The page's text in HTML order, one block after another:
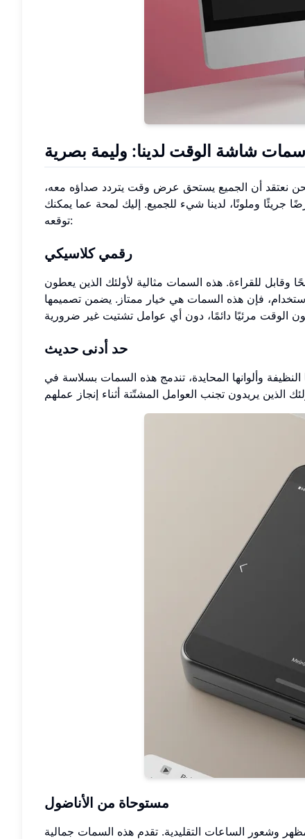
شاشة الوقت لدينا: وليمة بصرية
نعتقد أن الجميع يستحق عرض وقت يتردد صداؤه معه،
جريئًا وملونًا، لدينا شيء للجميع. إليك لمحة عما يمكنك
توقعه:
رقمي كلاسيكي
للقراءة. هذه السمات مثالية لأولئك الذين يعطون
فإن هذه السمات هي خيار ممتاز. يضمن تصميمها
حد أدنى حديث
وألوانها المحايدة، تندمج هذه السمات بسلاسة في
مستوحاة من الأناضول
وشعور الساعات التقليدية. تقدم هذه السمات جمالية